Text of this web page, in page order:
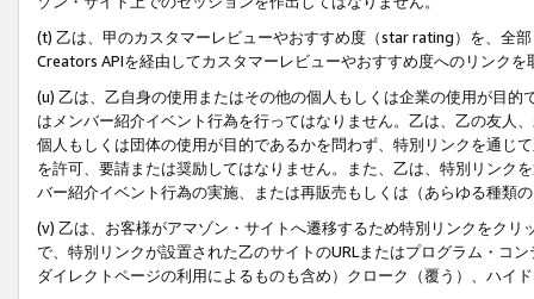
(t) 乙は、甲のカスタマーレビューやおすすめ度（star rating）を、全
Creators APIを経由してカスタマーレビューやおすすめ度へのリンクを
(u) 乙は、乙自身の使用またはその他の個人もしくは企業の使用が目
はメンバー紹介イベント行為を行ってはなりません。乙は、乙の友人
個人もしくは団体の使用が目的であるかを問わず、特別リンクを通じ
を許可、要請または奨励してはなりません。また、乙は、特別リンク
バー紹介イベント行為の実施、または再販売もしくは（あらゆる種類
(v) 乙は、お客様がアマゾン・サイトへ遷移するため特別リンクをク
で、特別リンクが設置された乙のサイトのURLまたはプログラム・コ
ダイレクトページの利用によるものも含め）クローク（覆う）、ハイ